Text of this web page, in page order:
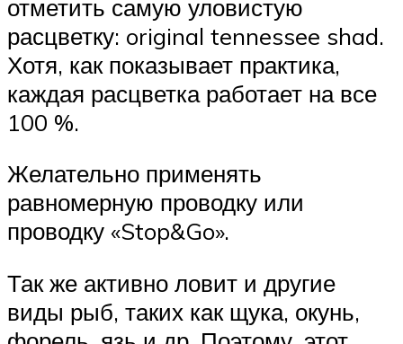
отметить самую уловистую
расцветку: original tennessee shad.
Хотя, как показывает практика,
каждая расцветка работает на все
100 %.
Желательно применять
равномерную проводку или
проводку «Stop&Go».
Так же активно ловит и другие
виды рыб, таких как щука, окунь,